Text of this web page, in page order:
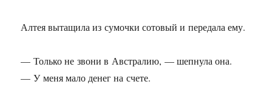
Алтея вытащила из сумочки сотовый и передала ему.
— Только не звони в Австралию, — шепнула она.
— У меня мало денег на счете.